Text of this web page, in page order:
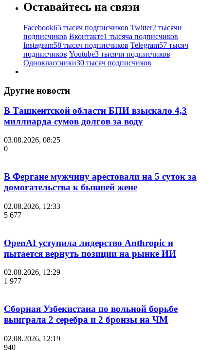
Оставайтесь на связи
Facebook65 тысяч подписчиков Twitter2 тысячи
подписчиков Вконтакте1 тысяча подписчиков
Instagram58 тысяч подписчиков Telegram57 тысяч
подписчиков Youtube3 тысячи подписчиков
Одноклассники30 тысяч подписчиков
Другие новости
В Ташкентской области БПИ взыскало 4,3
миллиарда сумов долгов за воду
03.08.2026, 08:25
0
В Фергане мужчину арестовали на 5 суток за
домогательства к бывшей жене
02.08.2026, 12:33
5 677
OpenAI уступила лидерство Anthropic и
пытается вернуть позиции на рынке ИИ
02.08.2026, 12:29
1 977
Сборная Узбекистана по вольной борьбе
выиграла 2 серебра и 2 бронзы на ЧМ
02.08.2026, 12:19
940